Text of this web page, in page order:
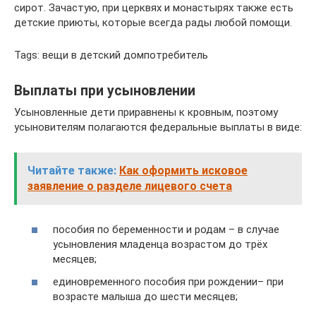
сирот. Зачастую, при церквях и монастырях также есть
детские приюты, которые всегда рады любой помощи.
Tags: вещи в детский домпотребитель
Выплаты при усыновлении
Усыновленные дети приравнены к кровным, поэтому
усыновителям полагаются федеральные выплаты в виде:
Читайте также: Как оформить исковое
заявление о разделе лицевого счета
пособия по беременности и родам – в случае
усыновления младенца возрастом до трёх
месяцев;
единовременного пособия при рождении– при
возрасте малыша до шести месяцев;